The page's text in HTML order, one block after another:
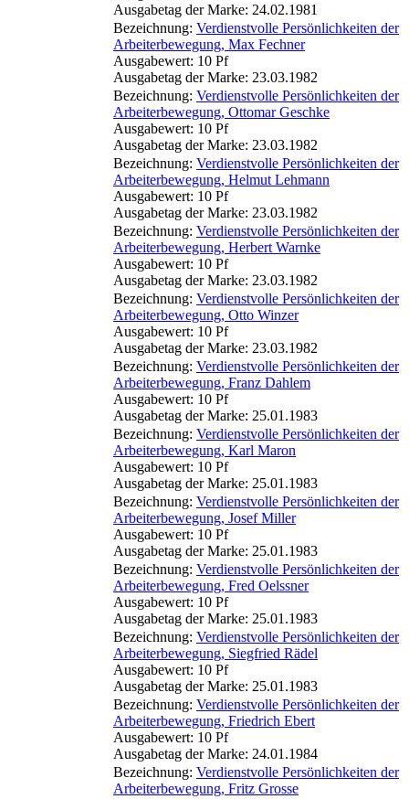
Ausgabetag der Marke: 24.02.1981
Bezeichnung: Verdienstvolle Persönlichkeiten der
Arbeiterbewegung, Max Fechner
Ausgabewert: 10 Pf
Ausgabetag der Marke: 23.03.1982
Bezeichnung: Verdienstvolle Persönlichkeiten der
Arbeiterbewegung, Ottomar Geschke
Ausgabewert: 10 Pf
Ausgabetag der Marke: 23.03.1982
Bezeichnung: Verdienstvolle Persönlichkeiten der
Arbeiterbewegung, Helmut Lehmann
Ausgabewert: 10 Pf
Ausgabetag der Marke: 23.03.1982
Bezeichnung: Verdienstvolle Persönlichkeiten der
Arbeiterbewegung, Herbert Warnke
Ausgabewert: 10 Pf
Ausgabetag der Marke: 23.03.1982
Bezeichnung: Verdienstvolle Persönlichkeiten der
Arbeiterbewegung, Otto Winzer
Ausgabewert: 10 Pf
Ausgabetag der Marke: 23.03.1982
Bezeichnung: Verdienstvolle Persönlichkeiten der
Arbeiterbewegung, Franz Dahlem
Ausgabewert: 10 Pf
Ausgabetag der Marke: 25.01.1983
Bezeichnung: Verdienstvolle Persönlichkeiten der
Arbeiterbewegung, Karl Maron
Ausgabewert: 10 Pf
Ausgabetag der Marke: 25.01.1983
Bezeichnung: Verdienstvolle Persönlichkeiten der
Arbeiterbewegung, Josef Miller
Ausgabewert: 10 Pf
Ausgabetag der Marke: 25.01.1983
Bezeichnung: Verdienstvolle Persönlichkeiten der
Arbeiterbewegung, Fred Oelssner
Ausgabewert: 10 Pf
Ausgabetag der Marke: 25.01.1983
Bezeichnung: Verdienstvolle Persönlichkeiten der
Arbeiterbewegung, Siegfried Rädel
Ausgabewert: 10 Pf
Ausgabetag der Marke: 25.01.1983
Bezeichnung: Verdienstvolle Persönlichkeiten der
Arbeiterbewegung, Friedrich Ebert
Ausgabewert: 10 Pf
Ausgabetag der Marke: 24.01.1984
Bezeichnung: Verdienstvolle Persönlichkeiten der
Arbeiterbewegung, Fritz Grosse